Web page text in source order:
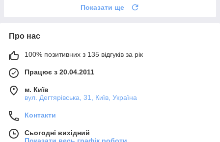
Показати ще
Про нас
100% позитивних з 135 відгуків за рік
Працює з 20.04.2011
м. Київ
вул. Дегтярівська, 31, Київ, Україна
Контакти
Сьогодні вихідний